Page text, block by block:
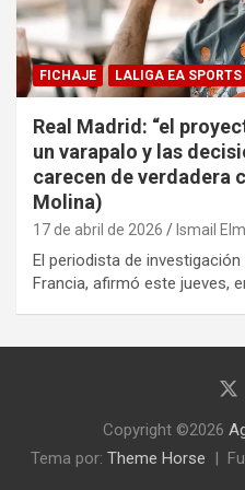
FICHAJE LALIGA EA SPORTS
Real Madrid: “el
un varapalo y las
carecen de verdadera
Molina)
17 de abril de 2026 Ismail
El periodista de
Francia, afirmó este jueves,
Copyright ©2026
Tema por: Theme Horse